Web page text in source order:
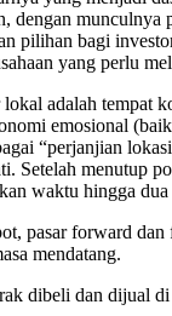
dengan munculnya
pilihan bagi
yang perlu
adalah tempat
emosional
“perjanjian
Setelah menutup
waktu hingga
pasar forward
mendatang.
dibeli dan dijual di